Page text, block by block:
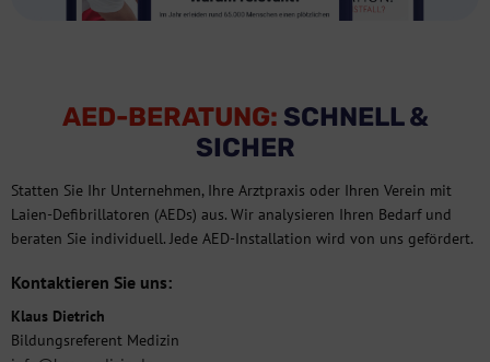
AED-BERATUNG: SCHNELL &
SICHER
Statten Sie Ihr Unternehmen, Ihre Arztpraxis oder Ihren Verein mit
Laien-Defibrillatoren (AEDs) aus. Wir analysieren Ihren Bedarf und
beraten Sie individuell. Jede AED-Installation wird von uns gefördert.
Kontaktieren Sie uns:
Klaus Dietrich
Bildungsreferent Medizin